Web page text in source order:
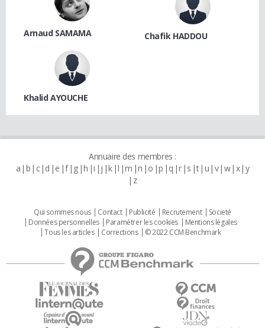
Arnaud SAMAMA Chafik HADDOU
Khalid AYOUCHE
Annuaire des membres :
a b c d e f g h i j k l m n o p q r s t u v w x y
z
Qui sommes nous Contact Publicité Recrutement
Societé
Données personnelles
Paramétrer les cookies
Mentions légales
Tous les articles
Corrections © 2022 CCM Benchmark